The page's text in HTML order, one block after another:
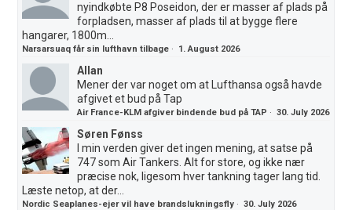
nyindkøbte P8 Poseidon, der er masser af plads på
forpladsen, masser af plads til at bygge flere
hangarer, 1800m...
Narsarsuaq får sin lufthavn tilbage · 1. August 2026
Allan
Mener der var noget om at Lufthansa også havde
afgivet et bud på Tap
Air France-KLM afgiver bindende bud på TAP ·30. July 2026
Søren Fønss
I min verden giver det ingen mening, at satse på
747 som Air Tankers. Alt for store, og ikke nær
præcise nok, ligesom hver tankning tager lang tid.
Læste netop, at der...
Nordic Seaplanes-ejer vil have brandslukningsfly ·30. July 2026